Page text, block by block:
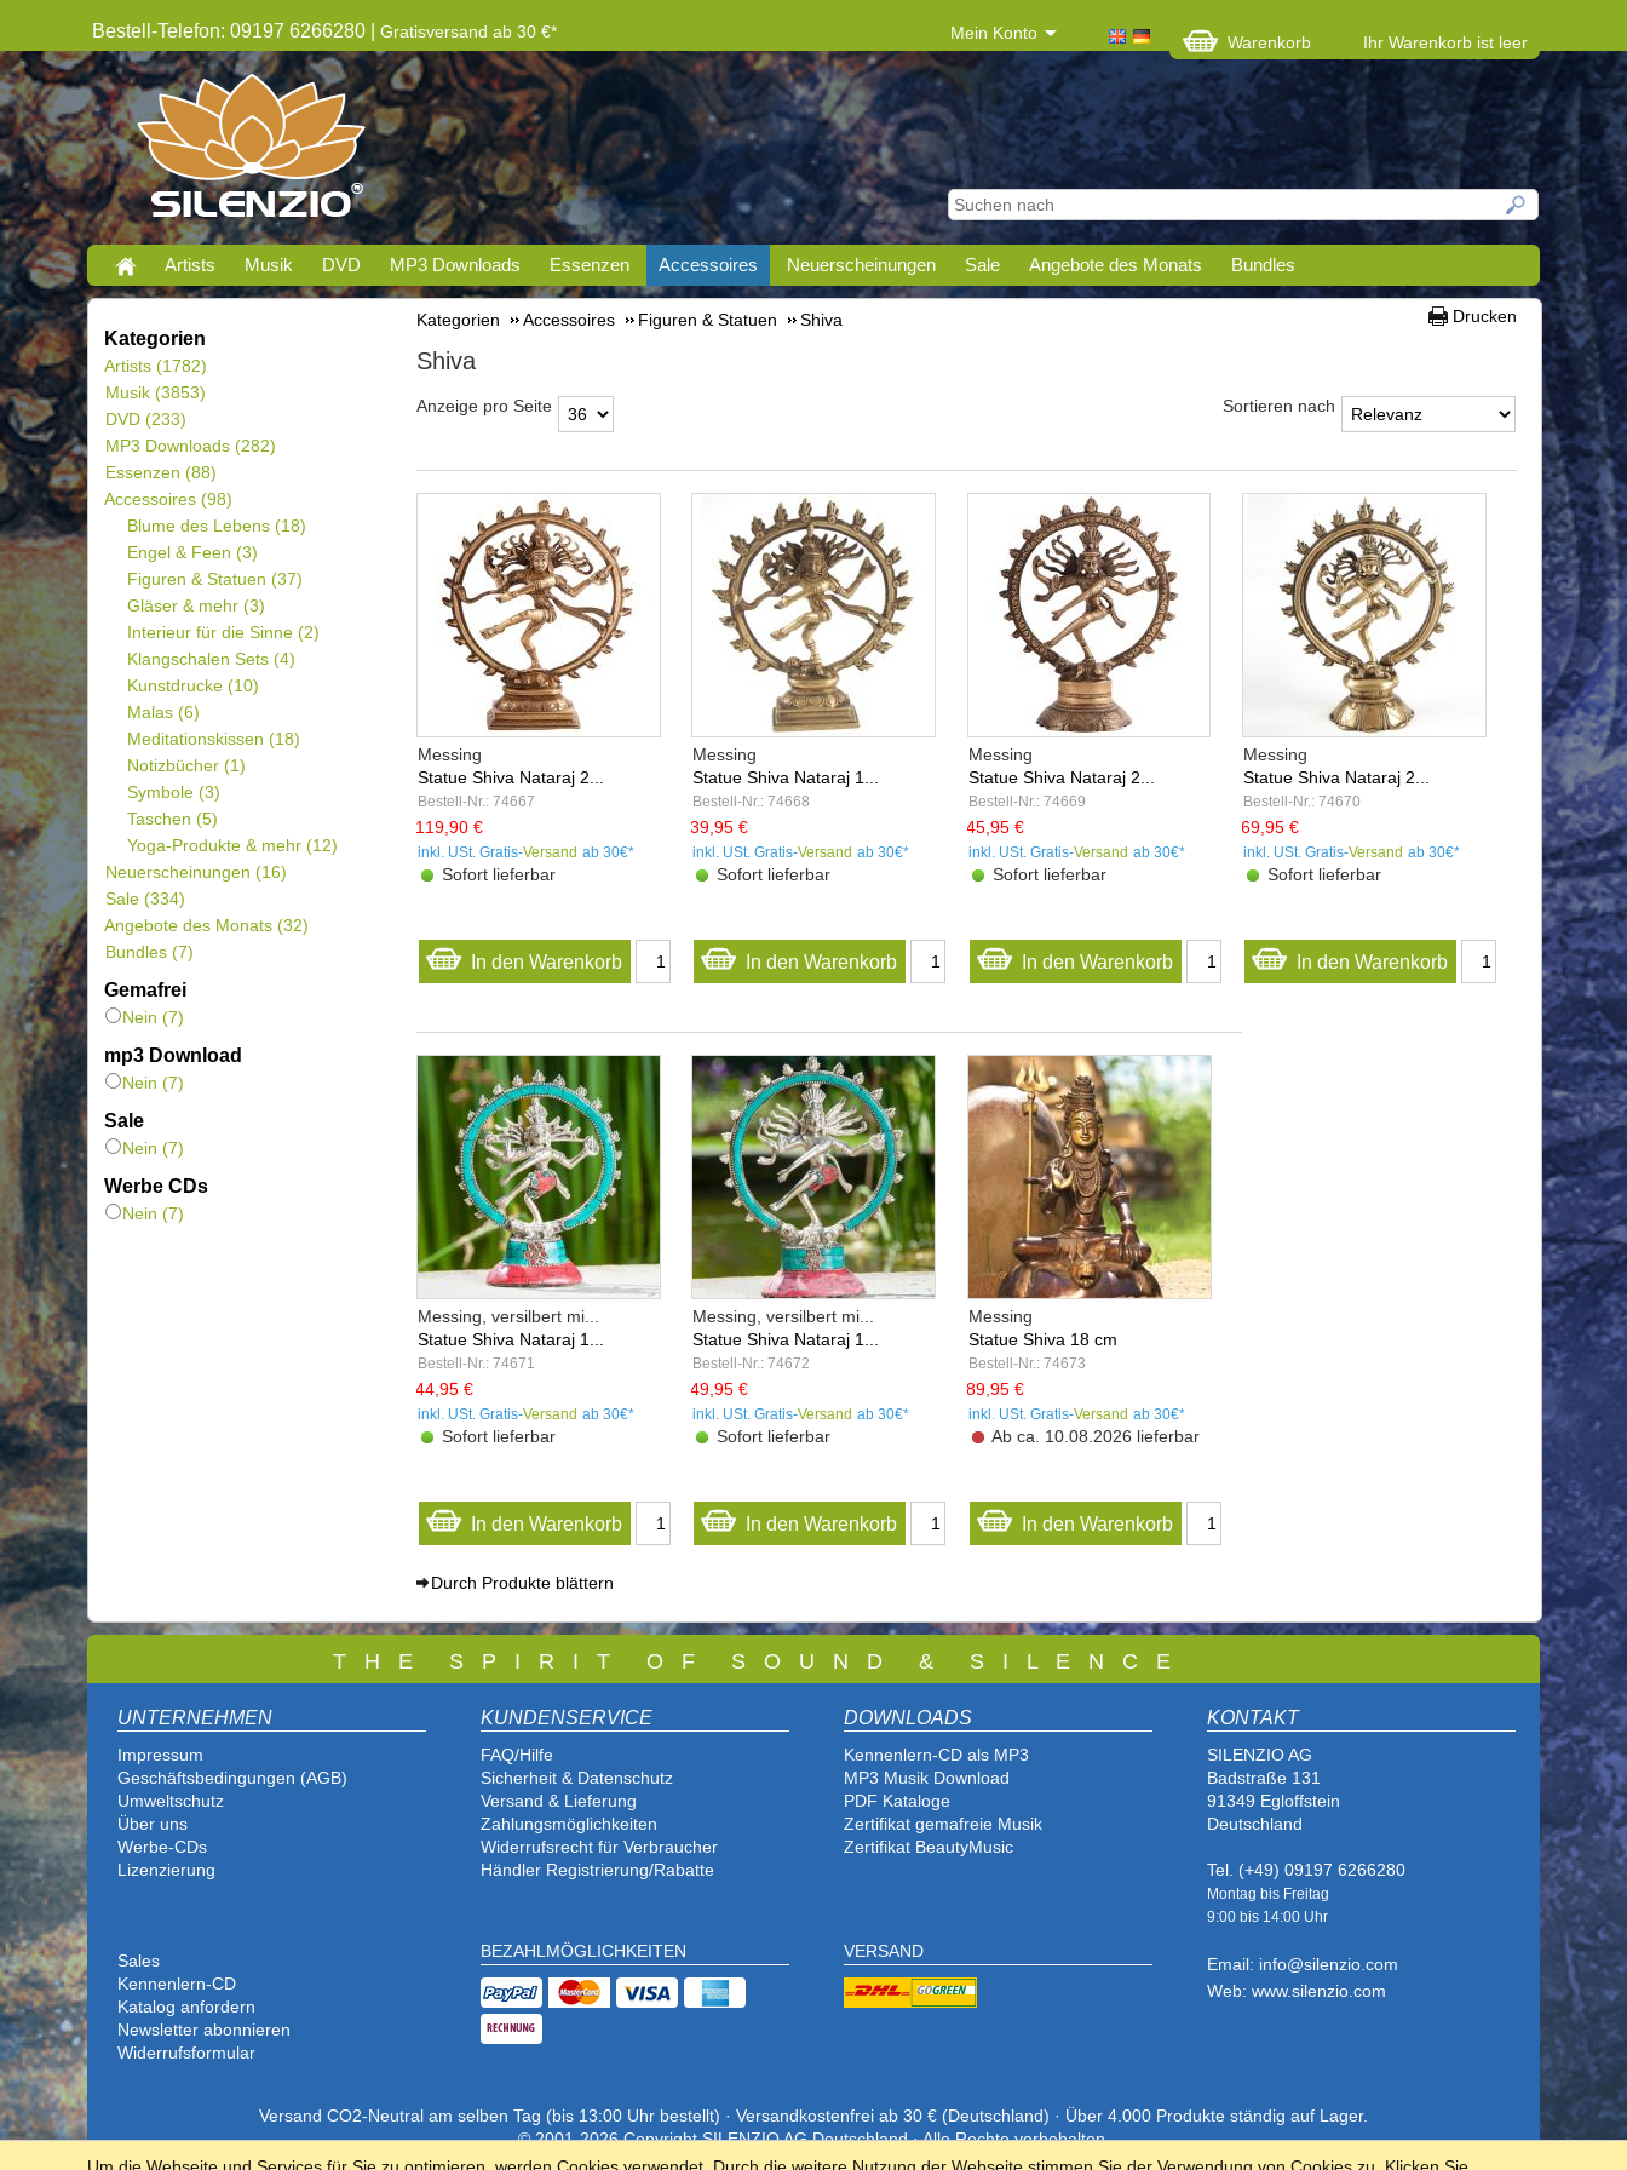
Bestell-Telefon: 09197 6266280 | Gratisversand ab 30 €* Mein Konto Warenkorb Ihr Warenkorb ist leer
Artists Musik DVD MP3 Downloads Essenzen Accessoires Neuerscheinungen Sale Angebote des Monats Bundles
Kategorien
Artists (1782)
Musik (3853)
DVD (233)
MP3 Downloads (282)
Essenzen (88)
Accessoires (98)
Blume des Lebens (18)
Engel & Feen (3)
Figuren & Statuen (37)
Gläser & mehr (3)
Interieur für die Sinne (2)
Klangschalen Sets (4)
Kunstdrucke (10)
Malas (6)
Meditationskissen (18)
Notizbücher (1)
Symbole (3)
Taschen (5)
Yoga-Produkte & mehr (12)
Neuerscheinungen (16)
Sale (334)
Angebote des Monats (32)
Bundles (7)
Gemafrei
Nein (7)
mp3 Download
Nein (7)
Sale
Nein (7)
Werbe CDs
Nein (7)
Drucken
Kategorien Accessoires Figuren & Statuen Shiva
Shiva
Anzeige pro Seite Sortieren nach
Messing
Statue Shiva Nataraj 2...
Bestell-Nr.: 74667
119,90 €
inkl. USt. Gratis-Versand ab 30€*
Sofort lieferbar
In den Warenkorb
Messing
Statue Shiva Nataraj 1...
Bestell-Nr.: 74668
39,95 €
inkl. USt. Gratis-Versand ab 30€*
Sofort lieferbar
In den Warenkorb
Messing
Statue Shiva Nataraj 2...
Bestell-Nr.: 74669
45,95 €
inkl. USt. Gratis-Versand ab 30€*
Sofort lieferbar
In den Warenkorb
Messing
Statue Shiva Nataraj 2...
Bestell-Nr.: 74670
69,95 €
inkl. USt. Gratis-Versand ab 30€*
Sofort lieferbar
In den Warenkorb
Messing, versilbert mi...
Statue Shiva Nataraj 1...
Bestell-Nr.: 74671
44,95 €
inkl. USt. Gratis-Versand ab 30€*
Sofort lieferbar
In den Warenkorb
Messing, versilbert mi...
Statue Shiva Nataraj 1...
Bestell-Nr.: 74672
49,95 €
inkl. USt. Gratis-Versand ab 30€*
Sofort lieferbar
In den Warenkorb
Messing
Statue Shiva 18 cm
Bestell-Nr.: 74673
89,95 €
inkl. USt. Gratis-Versand ab 30€*
Ab ca. 10.08.2026 lieferbar
In den Warenkorb
Durch Produkte blättern
T H E S P I R I T O F S O U N D & S I L E N C E
UNTERNEHMEN
Impressum
Geschäftsbedingungen (AGB)
Umweltschutz
Über uns
Werbe-CDs
Lizenzierung
KUNDENSERVICE
FAQ/Hilfe
Sicherheit & Datenschutz
Versand & Lieferung
Zahlungsmöglichkeiten
Widerrufsrecht für Verbraucher
Händler Registrierung/Rabatte
DOWNLOADS
Kennenlern-CD als MP3
MP3 Musik Download
PDF Kataloge
Zertifikat gemafreie Musik
Zertifikat BeautyMusic
Sales
Kennenlern-CD
Katalog anfordern
Newsletter abonnieren
Widerrufsformular
BEZAHLMÖGLICHKEITEN VERSAND
KONTAKT
SILENZIO AG
Badstraße 131
91349 Egloffstein
Deutschland
Tel. (+49) 09197 6266280
Montag bis Freitag
9:00 bis 14:00 Uhr
Email: info@silenzio.com
Web: www.silenzio.com
Versand CO2-Neutral am selben Tag (bis 13:00 Uhr bestellt) · Versandkostenfrei ab 30 € (Deutschland) · Über 4.000 Produkte ständig auf Lager.
© 2001-2026 Copyright SILENZIO AG Deutschland · Alle Rechte vorbehalten.
Um die Webseite und Services für Sie zu optimieren, werden Cookies verwendet. Durch die weitere Nutzung der Webseite stimmen Sie der Verwendung von Cookies zu. Klicken Sie